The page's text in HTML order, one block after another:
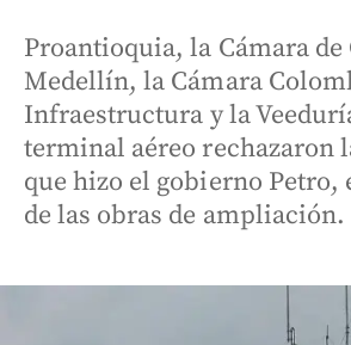
Proantioquia, la Cámara de
Medellín, la Cámara
Infraestructura y la
terminal aéreo rechazaron
que hizo el gobierno Petro,
de las obras de ampliación.